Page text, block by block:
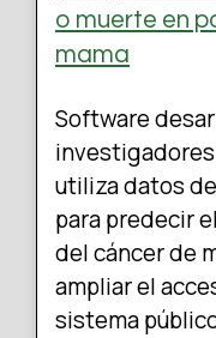
o muerte en
mama
Software
investigadores
utiliza datos
para predecir
del cáncer de
ampliar el
sistema